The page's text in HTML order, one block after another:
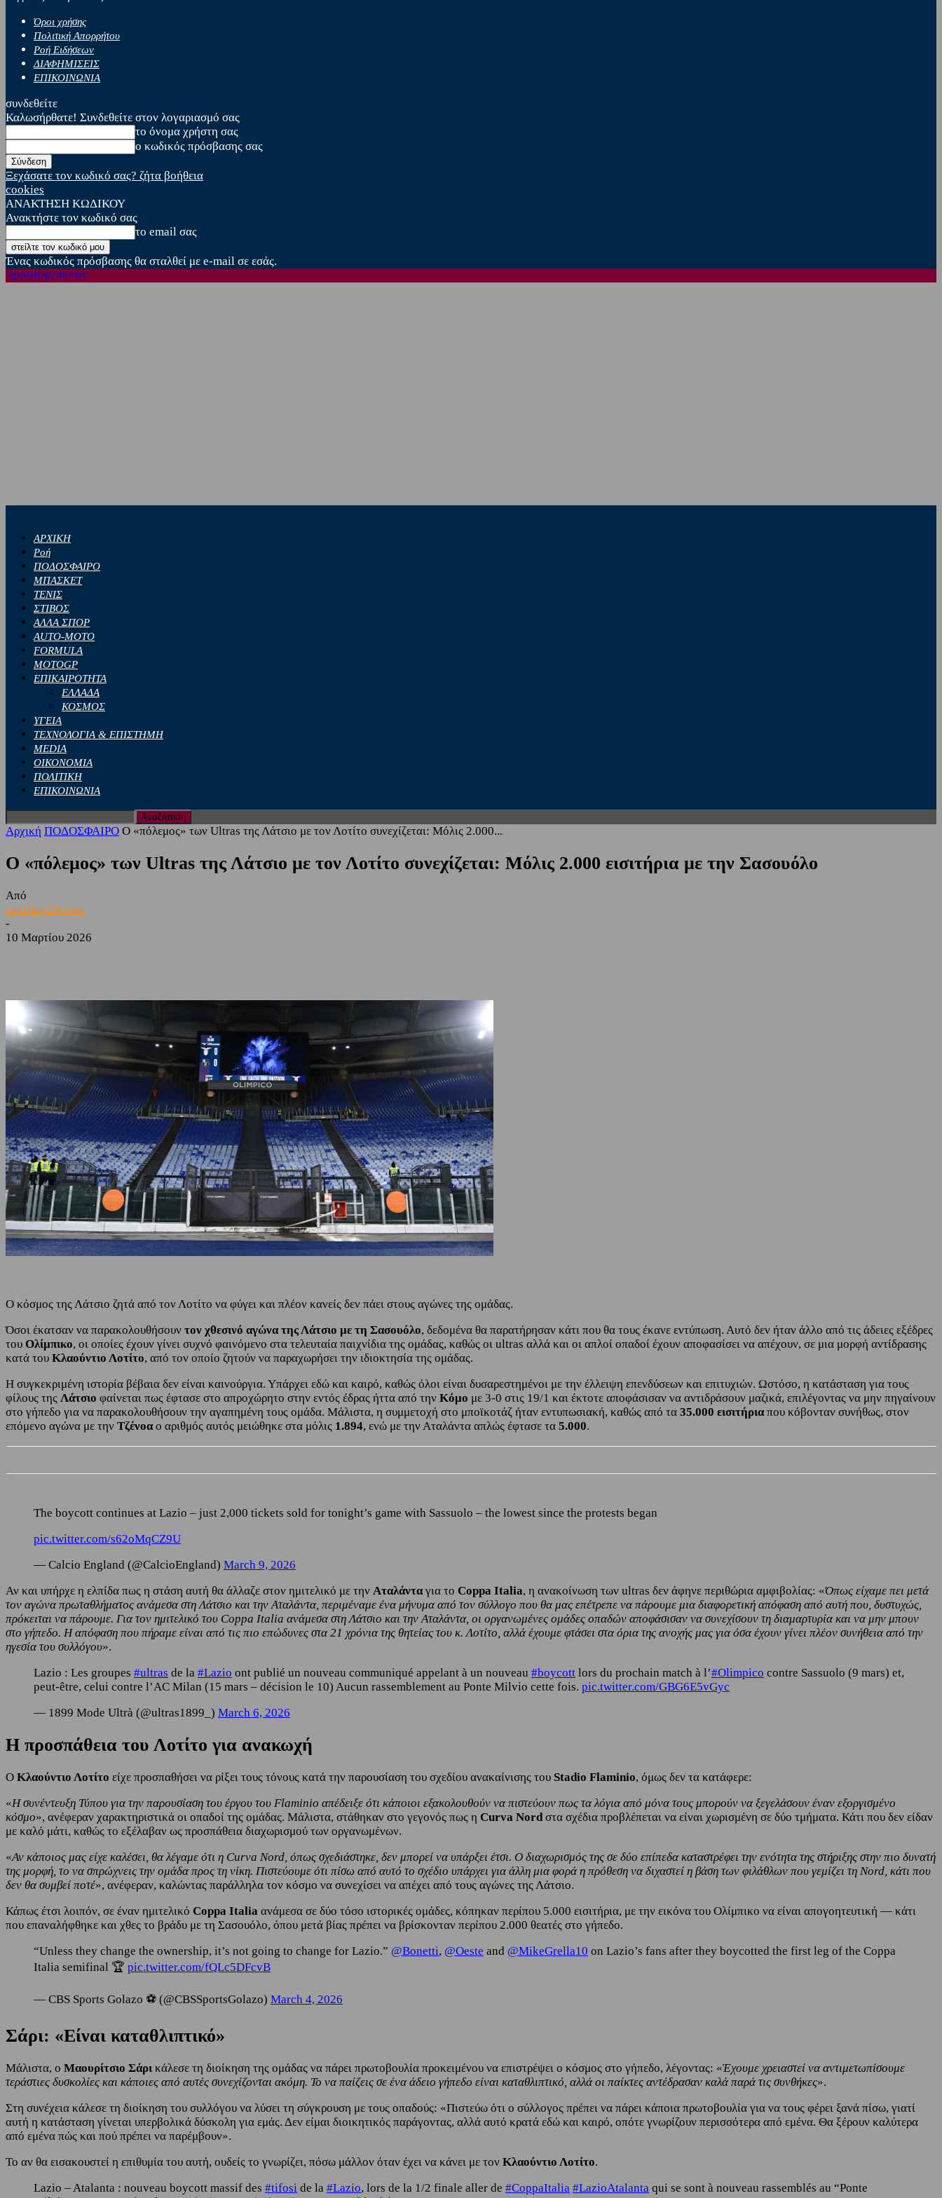
Όροι χρήσης
Πολιτική Απορρήτου
Ροή Ειδήσεων
ΔΙΑΦΗΜΙΣΕΙΣ
ΕΠΙΚΟΙΝΩΝΙΑ
συνδεθείτε
Καλωσήρθατε! Συνδεθείτε στον λογαριασμό σας
το όνομα χρήστη σας
ο κωδικός πρόσβασης σας
Ξεχάσατε τον κωδικό σας? ζήτα βοήθεια
cookies
ΑΝΑΚΤΗΣΗ ΚΩΔΙΚΟΥ
Ανακτήστε τον κωδικό σας
το email σας
Ένας κωδικός πρόσβασης θα σταλθεί με e-mail σε εσάς.
sporting24news
ΑΡΧΙΚΗ
Ροή
ΠΟΔΟΣΦΑΙΡΟ
ΜΠΑΣΚΕΤ
ΤΕΝΙΣ
ΣΤΙΒΟΣ
ΑΛΛΑ ΣΠΟΡ
AUTO-MOTO
FORMULA
MOTOGP
ΕΠΙΚΑΙΡΟΤΗΤΑ
ΕΛΛΑΔΑ
ΚΟΣΜΟΣ
ΥΓΕΙΑ
ΤΕΧΝΟΛΟΓΙΑ & ΕΠΙΣΤΗΜΗ
MEDIA
ΟΙΚΟΝΟΜΙΑ
ΠΟΛΙΤΙΚΗ
ΕΠΙΚΟΙΝΩΝΙΑ
Αρχική ΠΟΔΟΣΦΑΙΡΟ Ο «πόλεμος» των Ultras της Λάτσιο με τον Λοτίτο συνεχίζεται: Μόλις 2.000...
Ο «πόλεμος» των Ultras της Λάτσιο με τον Λοτίτο συνεχίζεται: Μόλις 2.000 εισιτήρια με την Σασουόλο
Από
sporting24news
-
10 Μαρτίου 2026
Ο κόσμος της Λάτσιο ζητά από τον Λοτίτο να φύγει και πλέον κανείς δεν πάει στους αγώνες της ομάδας.
Όσοι έκατσαν να παρακολουθήσουν τον χθεσινό αγώνα της Λάτσιο με τη Σασουόλο, δεδομένα θα παρατήρησαν κάτι που θα τους έκανε εντύπωση. Αυτό δεν ήταν άλλο από τις άδειες εξέδρες
του Ολίμπικο, οι οποίες έχουν γίνει συχνό φαινόμενο στα τελευταία παιχνίδια της ομάδας, καθώς οι ultras αλλά και οι απλοί οπαδοί έχουν αποφασίσει να απέχουν, σε μια μορφή αντίδρασης
κατά του Κλαούντιο Λοτίτο, από τον οποίο ζητούν να παραχωρήσει την ιδιοκτησία της ομάδας.
Η συγκεκριμένη ιστορία βέβαια δεν είναι καινούργια. Υπάρχει εδώ και καιρό, καθώς όλοι είναι δυσαρεστημένοι με την έλλειψη επενδύσεων και επιτυχιών. Ωστόσο, η κατάσταση για τους
φίλους της Λάτσιο φαίνεται πως έφτασε στο απροχώρητο στην εντός έδρας ήττα από την Κόμο με 3-0 στις 19/1 και έκτοτε αποφάσισαν να αντιδράσουν μαζικά, επιλέγοντας να μην πηγαίνουν
στο γήπεδο για να παρακολουθήσουν την αγαπημένη τους ομάδα. Μάλιστα, η συμμετοχή στο μποϊκοτάζ ήταν εντυπωσιακή, καθώς από τα 35.000 εισιτήριαπου κόβονταν συνήθως, στον
επόμενο αγώνα με την Τζένοαο αριθμός αυτός μειώθηκε στα μόλις 1.894, ενώ με την Αταλάντα απλώς έφτασε τα 5.000.
The boycott continues at Lazio – just 2,000 tickets sold for tonight’s game with Sassuolo – the lowest since the protests began
pic.twitter.com/s62oMqCZ9U
— Calcio England (@CalcioEngland) March 9, 2026
Αν και υπήρχε η ελπίδα πως η στάση αυτή θα άλλαζε στον ημιτελικό με την Αταλάνταγια το Coppa Italia, η ανακοίνωση των ultras δεν άφηνε περιθώρια αμφιβολίας: «Όπως είχαμε πει μετά
τον αγώνα πρωταθλήματος ανάμεσα στη Λάτσιο και την Αταλάντα, περιμέναμε ένα μήνυμα από τον σύλλογο που θα μας επέτρεπε να πάρουμε μια διαφορετική απόφαση από αυτή που, δυστυχώς,
πρόκειται να πάρουμε. Για τον ημιτελικό του Coppa Italia ανάμεσα στη Λάτσιο και την Αταλάντα, οι οργανωμένες ομάδες οπαδών αποφάσισαν να συνεχίσουν τη διαμαρτυρία και να μην μπουν
στο γήπεδο. Η απόφαση που πήραμε είναι από τις πιο επώδυνες στα 21 χρόνια της θητείας του κ. Λοτίτο, αλλά έχουμε φτάσει στα όρια της ανοχής μας για όσα έχουν γίνει πλέον συνήθεια από την
ηγεσία του συλλόγου».
Lazio : Les groupes #ultras de la #Lazio ont publié un nouveau communiqué appelant à un nouveau #boycott lors du prochain match à l’#Olimpico contre Sassuolo (9 mars) et,
peut-être, celui contre l’AC Milan (15 mars – décision le 10) Aucun rassemblement au Ponte Milvio cette fois. pic.twitter.com/GBG6E5vGyc
— 1899 Mode Ultrà (@ultras1899_) March 6, 2026
Η προσπάθεια του Λοτίτο για ανακωχή
Ο Κλαούντιο Λοτίτο είχε προσπαθήσει να ρίξει τους τόνους κατά την παρουσίαση του σχεδίου ανακαίνισης του Stadio Flaminio, όμως δεν τα κατάφερε:
«Η συνέντευξη Τύπου για την παρουσίαση του έργου του Flaminio απέδειξε ότι κάποιοι εξακολουθούν να πιστεύουν πως τα λόγια από μόνα τους μπορούν να ξεγελάσουν έναν εξοργισμένο
κόσμο», ανέφεραν χαρακτηριστικά οι οπαδοί της ομάδας. Μάλιστα, στάθηκαν στο γεγονός πως η Curva Nordστα σχέδια προβλέπεται να είναι χωρισμένη σε δύο τμήματα. Κάτι που δεν είδαν
με καλό μάτι, καθώς το εξέλαβαν ως προσπάθεια διαχωρισμού των οργανωμένων.
«Αν κάποιος μας είχε καλέσει, θα λέγαμε ότι η Curva Nord, όπως σχεδιάστηκε, δεν μπορεί να υπάρξει έτσι. Ο διαχωρισμός της σε δύο επίπεδα καταστρέφει την ενότητα της στήριξης στην πιο δυνατή
της μορφή, το να σπρώχνεις την ομάδα προς τη νίκη. Πιστεύουμε ότι πίσω από αυτό το σχέδιο υπάρχει για άλλη μια φορά η πρόθεση να διχαστεί η βάση των φιλάθλων που γεμίζει τη Nord, κάτι που
δεν θα συμβεί ποτέ», ανέφεραν, καλώντας παράλληλα τον κόσμο να συνεχίσει να απέχει από τους αγώνες της Λάτσιο.
Κάπως έτσι λοιπόν, σε έναν ημιτελικό Coppa Italia ανάμεσα σε δύο τόσο ιστορικές ομάδες, κόπηκαν περίπου 5.000 εισιτήρια, με την εικόνα του Ολίμπικο να είναι απογοητευτική — κάτι
που επαναλήφθηκε και χθες το βράδυ με τη Σασουόλο, όπου μετά βίας πρέπει να βρίσκονταν περίπου 2.000 θεατές στο γήπεδο.
“Unless they change the ownership, it’s not going to change for Lazio.” @Bonetti, @Oeste and @MikeGrella10 on Lazio’s fans after they boycotted the first leg of the Coppa
Italia semifinal 🏆 pic.twitter.com/fQLc5DFcvB
— CBS Sports Golazo ⚽️ (@CBSSportsGolazo) March 4, 2026
Σάρι: «Είναι καταθλιπτικό»
Μάλιστα, ο Μαουρίτσιο Σάρι κάλεσε τη διοίκηση της ομάδας να πάρει πρωτοβουλία προκειμένου να επιστρέψει ο κόσμος στο γήπεδο, λέγοντας: «Έχουμε χρειαστεί να αντιμετωπίσουμε
τεράστιες δυσκολίες και κάποιες από αυτές συνεχίζονται ακόμη. Το να παίζεις σε ένα άδειο γήπεδο είναι καταθλιπτικό, αλλά οι παίκτες αντέδρασαν καλά παρά τις συνθήκες».
Στη συνέχεια κάλεσε τη διοίκηση του συλλόγου να λύσει τη σύγκρουση με τους οπαδούς: «Πιστεύω ότι ο σύλλογος πρέπει να πάρει κάποια πρωτοβουλία για να τους φέρει ξανά πίσω, γιατί
αυτή η κατάσταση γίνεται υπερβολικά δύσκολη για εμάς. Δεν είμαι διοικητικός παράγοντας, αλλά αυτό κρατά εδώ και καιρό, οπότε γνωρίζουν περισσότερα από εμένα. Θα ξέρουν καλύτερα
από εμένα πώς και πού πρέπει να παρέμβουν».
Το αν θα εισακουστεί η επιθυμία του αυτή, ουδείς το γνωρίζει, πόσω μάλλον όταν έχει να κάνει με τον Κλαούντιο Λοτίτο.
Lazio – Atalanta : nouveau boycott massif des #tifosi de la #Lazio, lors de la 1/2 finale aller de #CoppaItalia #LazioAtalanta qui se sont à nouveau rassemblés au “Ponte